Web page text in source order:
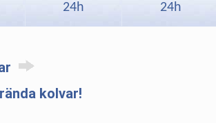
24h
24h
kolvar!